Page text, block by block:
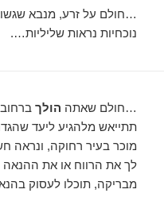
…חולם על זרע, מנבא
נוכחיות נראות שליליות….
…חולם שאתה הולך
תתייאש מלהגיע ליעד
מוכר בעיר רחוקה, ונראה
לך את הרווח או את
מבריקה, תוכלו לעסוק